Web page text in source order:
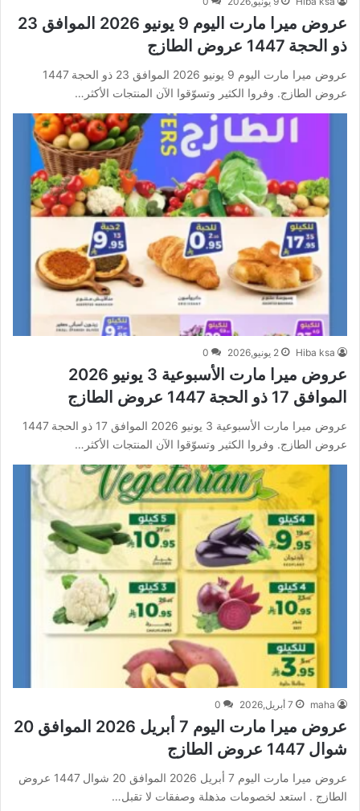
عروض ميرا مارت اليوم 9 يونيو 2026 الموافق 23
ذو الحجة 1447 عروض الطازج
عروض ميرا مارت اليوم 9 يونيو 2026 الموافق 23 ذو الحجة 1447
عروض الطازج. وفروا الكثير وتسوّقوا الآن المنتجات الأكثر…
Hiba ksa 2 يونيو,2026 0
عروض ميرا مارت الأسبوعية 3 يونيو 2026
الموافق 17 ذو الحجة 1447 عروض الطازج
عروض ميرا مارت الأسبوعية 3 يونيو 2026 الموافق 17 ذو الحجة 1447
عروض الطازج. وفروا الكثير وتسوّقوا الآن المنتجات الأكثر…
maha 7 أبريل,2026 0
عروض ميرا مارت اليوم 7 أبريل 2026 الموافق 20
شوال 1447 عروض الطازج
عروض ميرا مارت اليوم 7 أبريل 2026 الموافق 20 شوال 1447 عروض
الطازج . استعد لخصومات مذهلة وصفقات لا تقبل…